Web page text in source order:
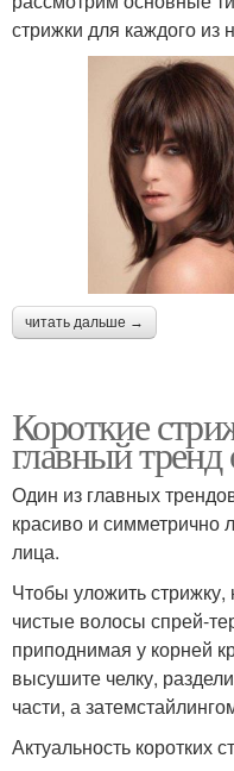
стрижки для каждого из
читать дальше →
Короткие
главный тренд
Один из главных
красиво и симметрично
лица.
Чтобы уложить
чистые волосы спрей-
приподнимая у корней
высушите челку,
части, а
Актуальность коротких